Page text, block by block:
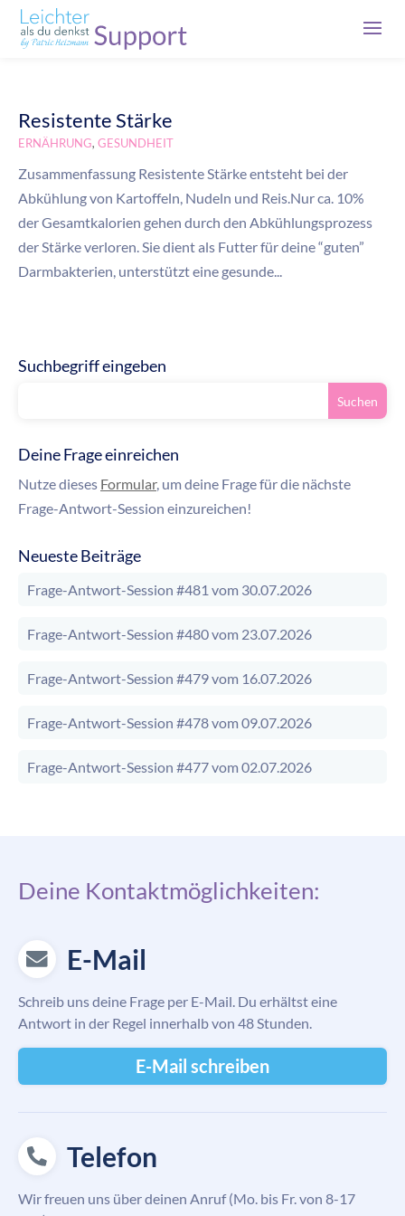
Resistente Stärke
ERNÄHRUNG, GESUNDHEIT
Zusammenfassung Resistente Stärke entsteht bei der
Abkühlung von Kartoffeln, Nudeln und Reis.Nur ca. 10%
der Gesamtkalorien gehen durch den Abkühlungsprozess
der Stärke verloren. Sie dient als Futter für deine “guten”
Darmbakterien, unterstützt eine gesunde...
Suchbegriff eingeben
Deine Frage einreichen
Nutze dieses Formular, um deine Frage für die nächste
Frage-Antwort-Session einzureichen!
Neueste Beiträge
Frage-Antwort-Session #481 vom 30.07.2026
Frage-Antwort-Session #480 vom 23.07.2026
Frage-Antwort-Session #479 vom 16.07.2026
Frage-Antwort-Session #478 vom 09.07.2026
Frage-Antwort-Session #477 vom 02.07.2026
Deine Kontaktmöglichkeiten:
E-Mail
Schreib uns deine Frage per E-Mail. Du erhältst eine
Antwort in der Regel innerhalb von 48 Stunden.
E-Mail schreiben
Telefon
Wir freuen uns über deinen Anruf (Mo. bis Fr. von 8-17